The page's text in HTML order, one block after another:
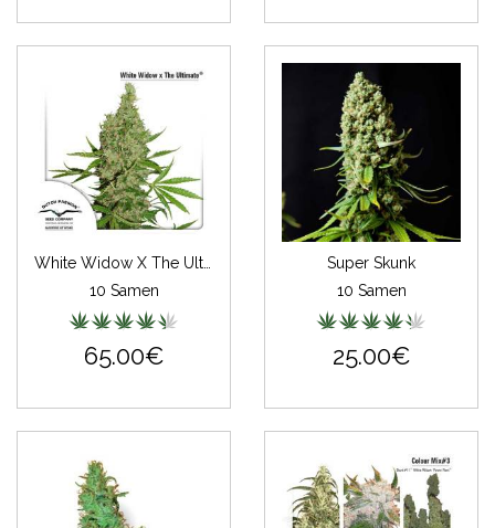
10 Samen
65.00€
Super Skunk
10 Samen
25.00€